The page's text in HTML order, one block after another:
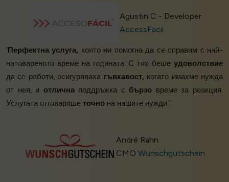
Agustin C - Developer
AccessFacil
‘Перфектна услуга, която ни помогна да се справим с най-
натовареното време на годината. С тях беше удоволствие
да се работи, осигуряваха гъвкавост, когато имахме нужда
от нея, и отличнаподдръжка с бързо време за реакция.
Услугата отговаряше точно на нашите нужди.’
André Rahn
CMO Wunschgutschein